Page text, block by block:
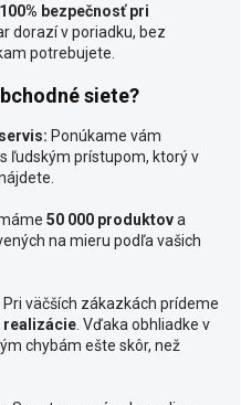
100% bezpečnosť pri
dorazí v poriadku, bez
potrebujete.
siete?
Ponúkame vám
ľudským prístupom, ktorý v
50 000 produktova
na mieru podľa vašich
Pri väčších zákazkách prídeme
realizácie . Vďaka obhliadke v
chybám ešte skôr, než